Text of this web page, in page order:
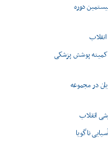
دوره
کمیته پوشش پزشکی
در مجموعه
ناگویا